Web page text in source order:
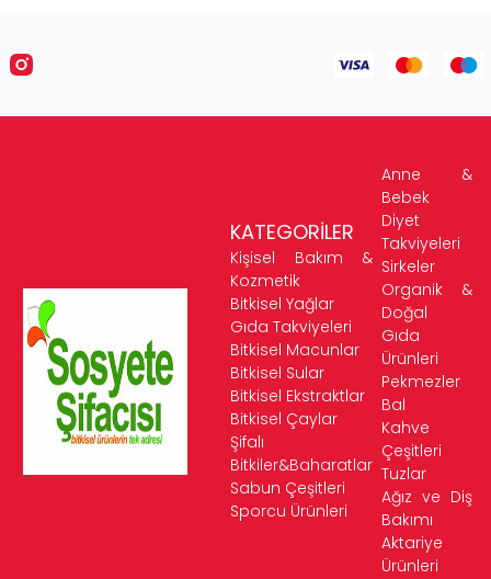
KATEGORİLER
Kişisel Bakım &
Kozmetik
Bitkisel Yağlar
Gıda Takviyeleri
Bitkisel Macunlar
Bitkisel Sular
Bitkisel Ekstraktlar
Bitkisel Çaylar
Şifalı
Bitkiler&Baharatlar
Sabun Çeşitleri
Sporcu Ürünleri
Anne &
Bebek
Diyet
Takviyeleri
Sirkeler
Organik &
Doğal
Gıda
Ürünleri
Pekmezler
Bal
Kahve
Çeşitleri
Tuzlar
Ağız ve Diş
Bakımı
Aktariye
Ürünleri